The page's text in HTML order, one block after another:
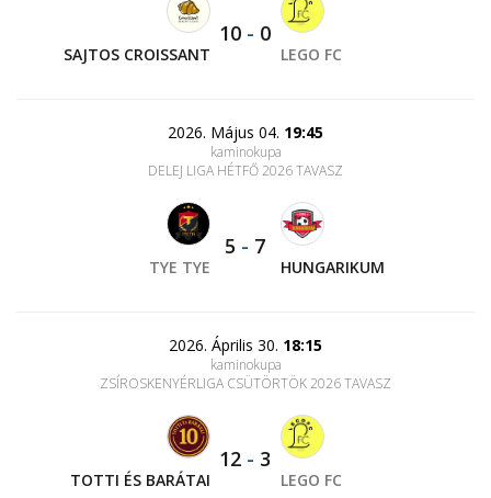
SAJTOS CROISSANT
10 - 0
LEGO FC
2026. Május 04. 19:45
kaminokupa
DELEJ LIGA HÉTFŐ 2026 TAVASZ
TYE TYE
5 - 7
HUNGARIKUM
2026. Április 30. 18:15
kaminokupa
ZSÍROSKENYÉRLIGA CSÜTÖRTÖK 2026 TAVASZ
TOTTI ÉS BARÁTAI
12 - 3
LEGO FC